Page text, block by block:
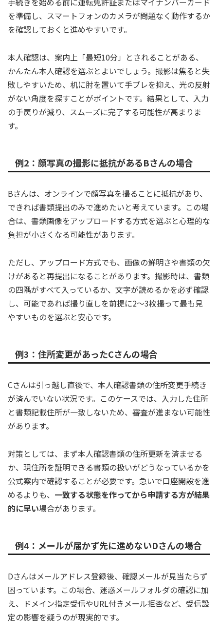
を準備し、スマートフォンのカメラが問題なく動作するか
を確認しておくと進めやすいです。
本人確認は、案内上「最短10分」とされることがある、
かんたん本人確認を選ぶとよいでしょう。撮影は焦ると失
敗しやすいため、机に肘を置いて手ブレを抑え、光の反射
がない角度を探すことがポイントです。結果として、入力
の手戻りが減り、スムーズに完了する可能性が高まりま
す。
例2：顔写真の撮影に抵抗があるBさんの場合
Bさんは、オンラインで顔写真を撮ることに抵抗があり、
できれば書類提出のみで進めたいと考えています。この場
合は、書類画像をアップロードする方式を選ぶと心理的な
負担が小さくなる可能性があります。
ただし、アップロード方式でも、画像の鮮明さや書類の欠
けがあると再提出になることがあります。撮影時は、書類
の四隅がすべて入っているか、文字が読めるかを必ず確認
し、可能であれば撮り直しを前提に2〜3枚撮って最も見
やすいものを選ぶと安心です。
例3：住所変更があったCさんの場合
Cさんは引っ越し直後で、本人確認書類の住所変更手続き
が済んでいない状況です。このケースでは、入力した住所
と書類記載住所が一致しないため、審査が進まない可能性
があります。
対策としては、まず本人確認書類の住所更新を済ませる
か、現住所を証明できる書類の扱いがどうなっているかを
公式案内で確認することが必要です。急いで口座開設を進
めるよりも、 一致する状態を作ってから申請する方が結果
的に早い場合があります。
例4：メールが届かず先に進めないDさんの場合
Dさんはメールアドレス登録後、確認メールが見当たらず
困っています。この場合、迷惑メールフォルダの確認に加
え、ドメイン指定受信やURL付きメール拒否など、受信設
定の影響を疑うのが現実的です。